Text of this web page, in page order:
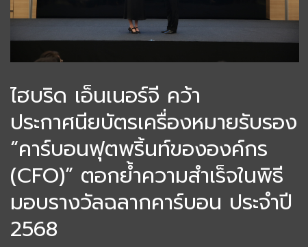
ไฮบริด เอ็นเนอร์จี คว้า
ประกาศนียบัตรเครื่องหมายรับรอง
“คาร์บอนฟุตพริ้นท์ขององค์กร
(CFO)” ตอกย้ำความสำเร็จในพิธี
มอบรางวัลฉลากคาร์บอน ประจำปี
2568